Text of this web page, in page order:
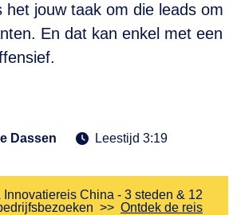
het jouw taak om die leads om
En dat kan enkel met een
Dassen Leestijd 3:19
Innovatiereis China - 3 steden & 12
>> Ontdek de reis